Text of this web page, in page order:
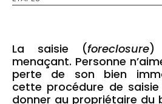
La saisie (foreclosure)
menaçant. Personne
perte de son bien
cette procédure de
donner au propriétaire du